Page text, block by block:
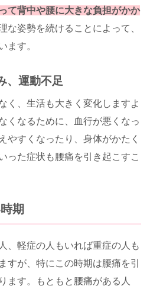
て背中や腰に大きな負担がかか
な姿勢を続けることによって、
ます。
、運動不足
く、生活も大きく変化しますよ
くなるために、血行が悪くなっ
やすくなったり、身体がかたく
った症状も腰痛を引き起こすこ
期
、軽症の人もいれば重症の人も
すが、特にこの時期は腰痛を引
ます。もともと腰痛がある人